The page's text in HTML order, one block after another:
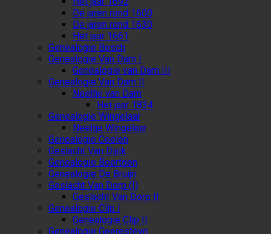
De jaren rond 1600
De jaren rond 1630
Het jaar 1661
Genealogie Bosch
Genealogie Van Dam I
Genealogie van Dam III
Genealogie Van Dam II
Neeltje van Dam
Het jaar 1834
Genealogie Wingelaar
Neeltje Wingelaar
Genealogie Ceelen
Geslacht Van Dijck
Genealogie Boertgen
Genealogie De Bruijn
Geslacht Van Dorp (I)
Geslacht Van Dorp II
Genealogie Clip I
Genealogie Clip II
Genealogie Geeresteyn